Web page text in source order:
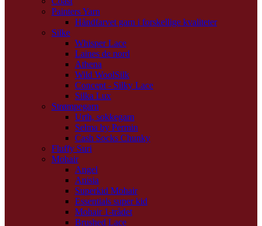
Painters Yarn
Håndfarvet garn i forskellige kvaliteter
Silke
Whisper Lace
Laines de nord
Athena
Wild WoolSilk
Concept - Silky Lace
Silka Lux
Strømpegarn
Urth, sokkegarn
Selma by Permin
Cash Socks Chunky
Fluffy Suri
Mohair
Angel
Anisia
Superkid Mohair
Essentials super kid
Mohair 1-trådet
Brushed Lace